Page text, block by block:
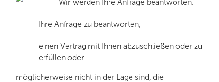
Wir werden Ihre Anfrage beantworten.
Ihre Anfrage zu beantworten,
einen Vertrag mit Ihnen abzuschließen oder zu
erfüllen oder
möglicherweise nicht in der Lage sind, die